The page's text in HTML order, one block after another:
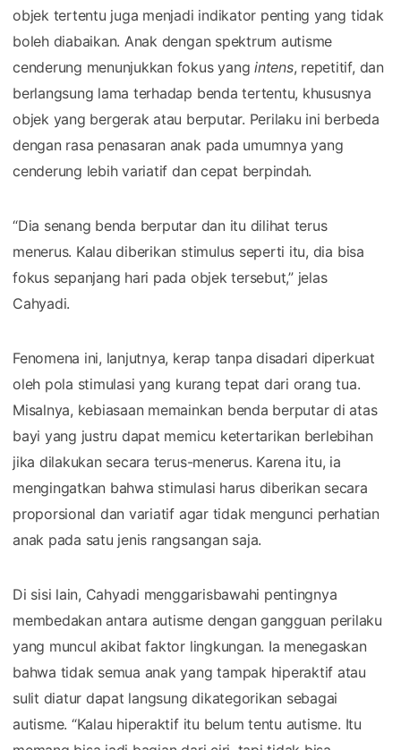
objek tertentu juga menjadi indikator penting yang tidak
boleh diabaikan. Anak dengan spektrum autisme
cenderung menunjukkan fokus yangintens, repetitif, dan
berlangsung lama terhadap benda tertentu, khususnya
objek yang bergerak atau berputar. Perilaku ini berbeda
dengan rasa penasaran anak pada umumnya yang
cenderung lebih variatif dan cepat berpindah.
“Dia senang benda berputar dan itu dilihat terus
menerus. Kalau diberikan stimulus seperti itu, dia bisa
fokus sepanjang hari pada objek tersebut,” jelas
Cahyadi.
Fenomena ini, lanjutnya, kerap tanpa disadari diperkuat
oleh pola stimulasi yang kurang tepat dari orang tua.
Misalnya, kebiasaan memainkan benda berputar di atas
bayi yang justru dapat memicu ketertarikan berlebihan
jika dilakukan secara terus-menerus. Karena itu, ia
mengingatkan bahwa stimulasi harus diberikan secara
proporsional dan variatif agar tidak mengunci perhatian
anak pada satu jenis rangsangan saja.
Di sisi lain, Cahyadi menggarisbawahi pentingnya
membedakan antara autisme dengan gangguan perilaku
yang muncul akibat faktor lingkungan. Ia menegaskan
bahwa tidak semua anak yang tampak hiperaktif atau
sulit diatur dapat langsung dikategorikan sebagai
autisme. “Kalau hiperaktif itu belum tentu autisme. Itu